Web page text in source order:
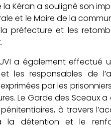
Kéran a souligné son
et le Maire de la
préfecture et les
a également effectué
responsables de
par les
Le Garde des Sceaux
à travers
la détention et le